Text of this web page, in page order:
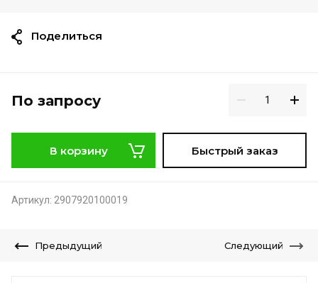
По запросу
В корзину Быстрый заказ
Артикул: 2907920100019
Поделиться
Предыдущий Следующий